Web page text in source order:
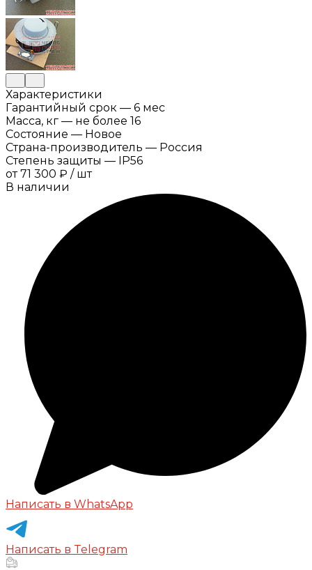
Характеристики
Гарантийный срок — 6 мес
Масса, кг — не более 16
Состояние — Новое
Страна-производитель — Россия
Степень защиты — IP56
от 71 300 ₽ / шт
В наличии
Написать в WhatsApp
Написать в Telegram